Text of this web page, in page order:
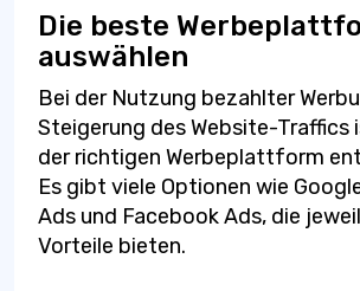
Die beste
auswählen
Bei der Nutzung bezahlter
Steigerung des Website-Traffics
der richtigen Werbeplattform
Es gibt viele Optionen wie
Ads und Facebook Ads, die
Vorteile bieten.